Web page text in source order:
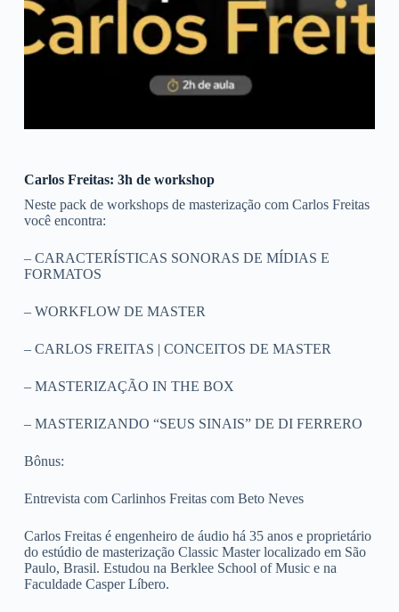
Carlos Freitas: 3h de workshop
Neste pack de workshops de masterização com Carlos Freitas
você encontra:
– CARACTERÍSTICAS SONORAS DE MÍDIAS E
FORMATOS
– WORKFLOW DE MASTER
– CARLOS FREITAS | CONCEITOS DE MASTER
– MASTERIZAÇÃO IN THE BOX
– MASTERIZANDO “SEUS SINAIS” DE DI FERRERO
Bônus:
Entrevista com Carlinhos Freitas com Beto Neves
Carlos Freitas é engenheiro de áudio há 35 anos e proprietário
do estúdio de masterização Classic Master localizado em São
Paulo, Brasil. Estudou na Berklee School of Music e na
Faculdade Casper Líbero.